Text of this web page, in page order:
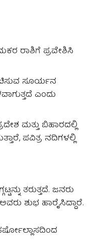
ರಾಶಿಗೆ ಪ್ರವೇಶಿಸಿ
ಸೂರ್ಯನ
ಎಂದು
ಮತ್ತು ಬಿಹಾರದಲ್ಲಿ
ಪವಿತ್ರ ನದಿಗಳಲ್ಲಿ
ತರುತ್ತದೆ. ಜನರು
ಶುಭ ಹಾರೈಸಿದ್ದಾರೆ.